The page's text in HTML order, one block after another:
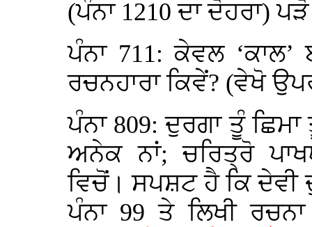
(ਪੰਨਾ 1210 ਦਾ ਦੋਹਰਾ)
ਪੰਨਾ 711: ਕੇਵਲ
ਰਚਨਹਾਰਾ ਕਿਵੇਂ? (ਵੇਖੋ
ਪੰਨਾ 809: ਦੁਰਗਾ ਤੂੰ
ਅਨੇਕ ਨਾਂ; ਚਰਿਤ੍ਰੋ
ਵਿਚੋਂ। ਸਪਸ਼ਟ ਹੈ ਕਿ ਦੇਵੀ
ਪੰਨਾ 99 ਤੇ ਲਿਖੀ